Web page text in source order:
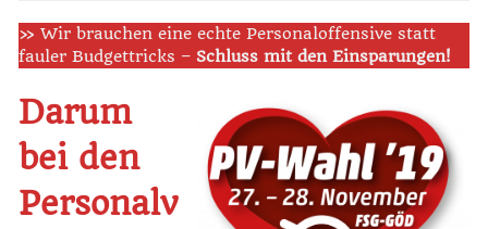
» Wir brauchen eine echte Personaloffensive statt
fauler Budgettricks – Schluss mit den Einsparungen!
Darum
bei den
Personalv